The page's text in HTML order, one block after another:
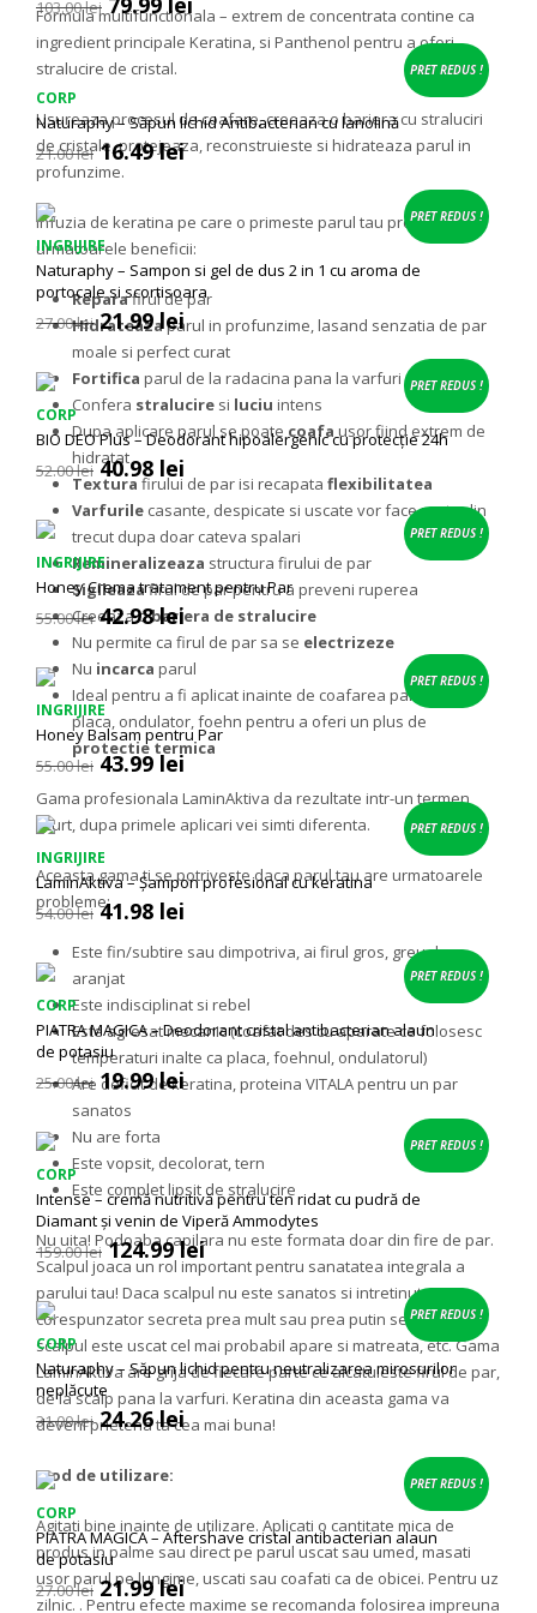
Formula multifunctionala – extrem de concentrata contine ca
ingredient principale Keratina, si Panthenol pentru a oferi
stralucire de cristal.
Usureaza procesul de coafare, creeaza o bariera cu straluciri
de cristale, protejeaza, reconstruieste si hidrateaza parul in
profunzime.
Infuzia de keratina pe care o primeste parul tau promite
urmatoarele beneficii:
Reparafirul de par
Hidrateazaparul in profunzime, lasand senzatia de par
moale si perfect curat
Fortifica parul de la radacina pana la varfuri
Confera stralucire si luciu intens
Dupa aplicare parul se poate coafa usor fiind extrem de
hidratat
Texturafirului de par isi recapata flexibilitatea
Varfurile casante, despicate si uscate vor face parte din
trecut dupa doar cateva spalari
Remineralizeaza structura firului de par
Sigileazafirul de par pentru a preveni ruperea
Creeaza obariera de stralucire
Nu permite ca firul de par sa se electrizeze
Nu incarca parul
Ideal pentru a fi aplicat inainte de coafarea parului cu
placa, ondulator, foehn pentru a oferi un plus de
protectie termica
Gama profesionala LaminAktiva da rezultate intr-un termen
scurt, dupa primele aplicari vei simti diferenta.
Aceasta gama ti se potriveste daca parul tau are urmatoarele
probleme:
Este fin/subtire sau dimpotriva, ai firul gros, greu de
aranjat
Este indisciplinat si rebel
Este agresat mecanic (coafat des cu aparate ce folosesc
temperaturi inalte ca placa, foehnul, ondulatorul)
Are deficit de keratina, proteina VITALA pentru un par
sanatos
Nu are forta
Este vopsit, decolorat, tern
Este complet lipsit de stralucire
Nu uita! Podoaba capilara nu este formata doar din fire de par.
Scalpul joaca un rol important pentru sanatatea integrala a
parului tau! Daca scalpul nu este sanatos si intretinut
corespunzator secreta prea mult sau prea putin sebum, daca
scalpul este uscat cel mai probabil apare si matreata, etc. Gama
LaminAktiva are grija de fiecare parte ce alcatuieste firul de par,
de la scalp pana la varfuri. Keratina din aceasta gama va
deveni prietena ta cea mai buna!
Mod de utilizare:
Agitati bine inainte de utilizare. Aplicati o cantitate mica de
produs in palme sau direct pe parul uscat sau umed, masati
usor parul pe lungime, uscati sau coafati ca de obicei. Pentru uz
zilnic. . Pentru efecte maxime se recomanda folosirea impreuna
103.00lei
inițial
a
fost:
curent
este:
PRET REDUS !
CORP
Naturaphy – Săpun lichid Antibacterian cu lanolină
21.00lei Prețul
inițial
fost:
21.00 lei.
16.49leiPrețul
16.49 lei. PRET REDUS !
INGRIJIRE
Naturaphy – Sampon si gel de dus 2 in 1 cu aroma de
portocale si scortisoara
27.00lei Prețul
inițial
a
fost:
27.00 lei.
21.99leiPrețul
curent
este:
21.99 lei. PRET REDUS !
CORP
BIO DEO Plus – Deodorant hipoalergenic cu protecție 24h
52.00lei Prețul
inițial
a
fost:
52.00 lei.
40.98 lei
curent
este:
40.98 lei. PRET REDUS !
INGRIJIRE
Honey Crema tratament pentru Par
55.00lei Prețul
inițial
a
fost:
55.00 lei.
42.98leiPrețul
curent
este:
42.98 lei. PRET REDUS !
INGRIJIRE
Honey Balsam pentru Par
55.00lei Prețul
inițial
a
fost:
55.00 lei.
43.99leiPrețul
curent
este:
43.99 lei. PRET REDUS !
INGRIJIRE
LaminAktiva – Șampon profesional cu keratina
54.00lei Prețul
a
fost:
54.00 lei.
41.98 lei
este:
PRET REDUS !
CORP
PIATRA MAGICA – Deodorant cristal antibacterian alaun
de potasiu
25.00lei Prețul
inițial
a
fost:
25.00 lei.
19.99leiPrețul
curent
PRET REDUS !
CORP
Intense – cremă nutritivă pentru ten ridat cu pudră de
Diamant și venin de Viperă Ammodytes
159.00lei Prețul
inițial
a
fost:
159.00 lei.
124.99leiPrețul
curent
este:
124.99 lei. PRET REDUS !
CORP
Naturaphy – Săpun lichid pentru neutralizarea mirosurilor
neplăcute
31.00lei Prețul
inițial
fost:
24.26leiPrețul
curent
PRET REDUS !
CORP
PIATRA MAGICA – Aftershave cristal antibacterian alaun
de potasiu
27.00lei Prețul
21.99leiPrețul